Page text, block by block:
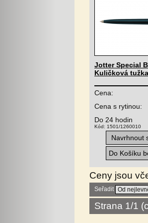
Jotter Special
Kuličková tužka
Cena:
Cena s rytinou:
Do 24 hodin
Kód: 1501/1260010
Navrhnout
Do Košíku
Ceny jsou
Seřadit
Strana 1/1